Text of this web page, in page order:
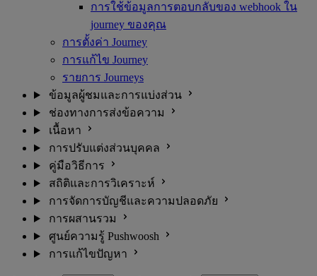
การใช้ข้อมูลการตอบกลับของ webhook ใน
journey ของคุณ
การตั้งค่า Journey
การแก้ไข Journey
รายการ Journeys
ข้อมูลผู้ชมและการแบ่งส่วน
ช่องทางการส่งข้อความ
เนื้อหา
การปรับแต่งส่วนบุคคล
คู่มือวิธีการ
สถิติและการวิเคราะห์
การจัดการบัญชีและความปลอดภัย
การผสานรวม
ศูนย์ความรู้ Pushwoosh
การแก้ไขปัญหา